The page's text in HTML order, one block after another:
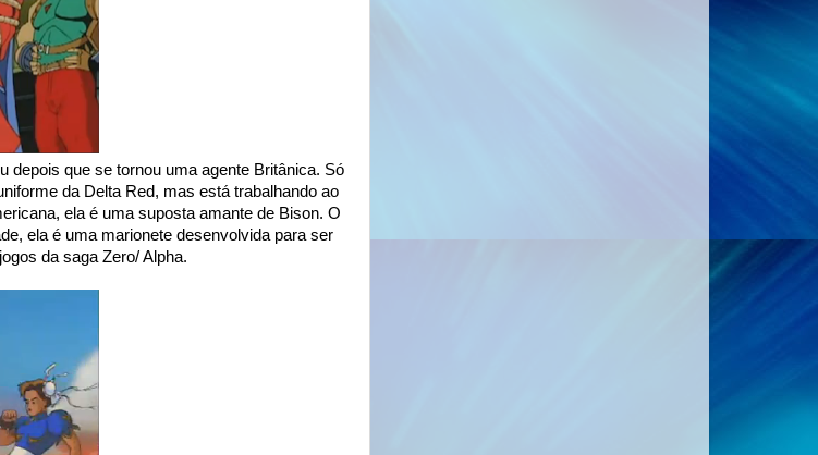
depois que se tornou uma agente Britânica. Só
da Delta Red, mas está trabalhando ao
ela é uma suposta amante de Bison. O
ela é uma marionete desenvolvida para ser
da saga Zero/ Alpha.